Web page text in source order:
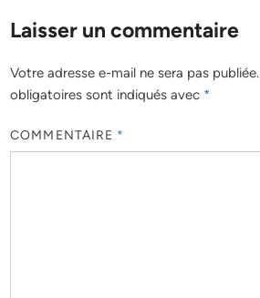
Laisser un commentaire
Votre adresse e-mail ne sera pas publiée.
obligatoires sont indiqués avec *
COMMENTAIRE *